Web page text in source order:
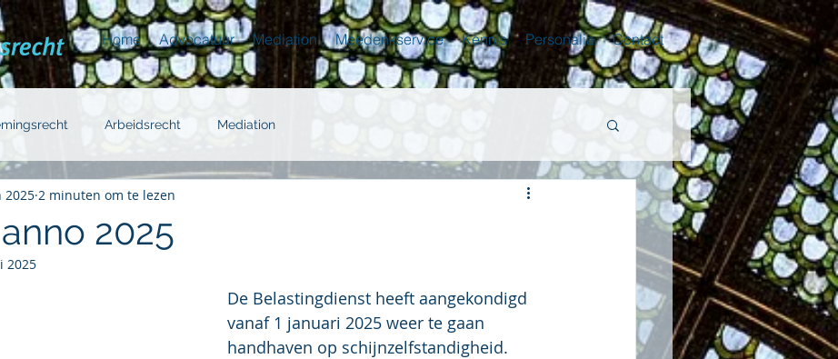
Home Advocatuur Mediation Meedenkservice Kennis Personalia Contact
Arbeidsrecht Mediation
2025
2025 2 minuten om te lezen
2025
De Belastingdienst heeft aangekondigd
vanaf 1 januari 2025 weer te gaan
handhaven op schijnzelfstandigheid.